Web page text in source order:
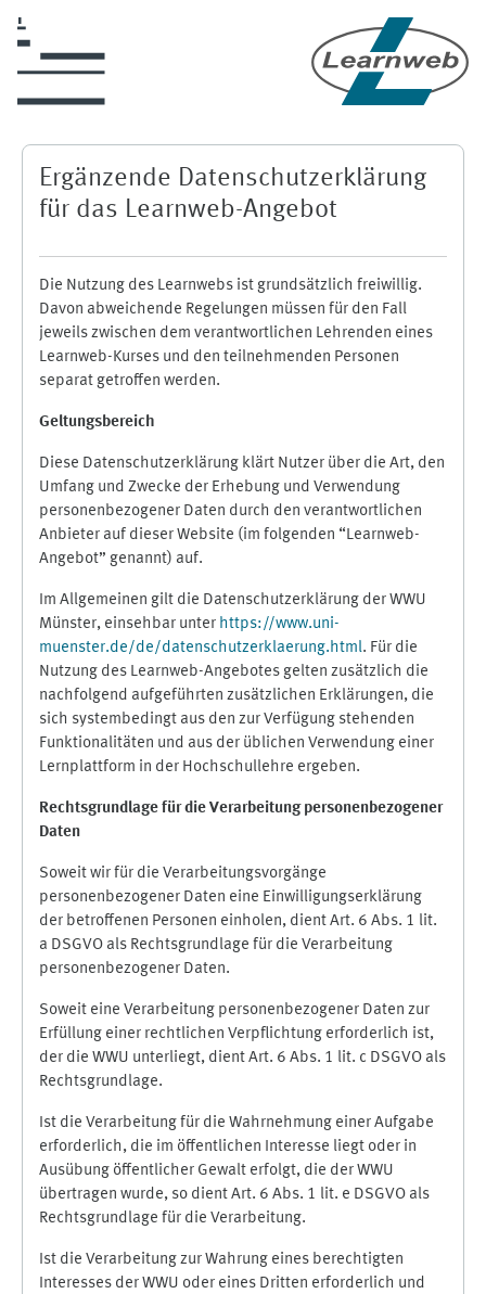
Ergänzende Datenschutzerklärung
für das Learnweb-Angebot
Die Nutzung des Learnwebs ist grundsätzlich freiwillig.
Davon abweichende Regelungen müssen für den Fall
jeweils zwischen dem verantwortlichen Lehrenden eines
Learnweb-Kurses und den teilnehmenden Personen
separat getroffen werden.
Geltungsbereich
Diese Datenschutzerklärung klärt Nutzer über die Art, den
Umfang und Zwecke der Erhebung und Verwendung
personenbezogener Daten durch den verantwortlichen
Anbieter auf dieser Website (im folgenden “Learnweb-
Angebot” genannt) auf.
Im Allgemeinen gilt die Datenschutzerklärung der WWU
Münster, einsehbar unter https://www.uni-
muenster.de/de/datenschutzerklaerung.html. Für die
Nutzung des Learnweb-Angebotes gelten zusätzlich die
nachfolgend aufgeführten zusätzlichen Erklärungen, die
sich systembedingt aus den zur Verfügung stehenden
Funktionalitäten und aus der üblichen Verwendung einer
Lernplattform in der Hochschullehre ergeben.
Rechtsgrundlage für die Verarbeitung personenbezogener
Daten
Soweit wir für die Verarbeitungsvorgänge
personenbezogener Daten eine Einwilligungserklärung
der betroffenen Personen einholen, dient Art. 6 Abs. 1 lit.
a DSGVO als Rechtsgrundlage für die Verarbeitung
personenbezogener Daten.
Soweit eine Verarbeitung personenbezogener Daten zur
Erfüllung einer rechtlichen Verpflichtung erforderlich ist,
der die WWU unterliegt, dient Art. 6 Abs. 1 lit. c DSGVO als
Rechtsgrundlage.
Ist die Verarbeitung für die Wahrnehmung einer Aufgabe
erforderlich, die im öffentlichen Interesse liegt oder in
Ausübung öffentlicher Gewalt erfolgt, die der WWU
übertragen wurde, so dient Art. 6 Abs. 1 lit. e DSGVO als
Rechtsgrundlage für die Verarbeitung.
Ist die Verarbeitung zur Wahrung eines berechtigten
Interesses der WWU oder eines Dritten erforderlich und